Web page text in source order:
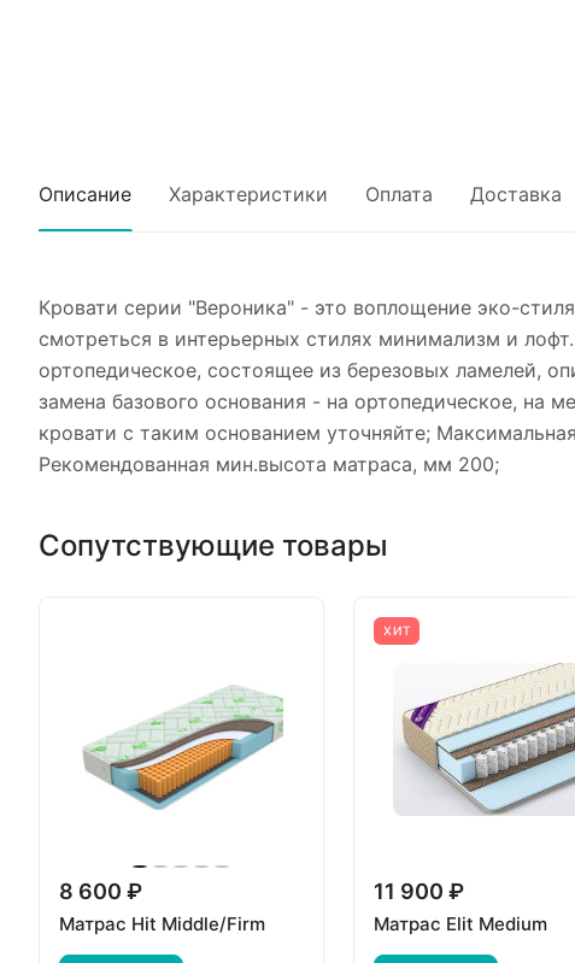
Описание Характеристики Оплата Доставка
Кровати серии "Вероника" - это воплощение эко-
смотреться в интерьерных стилях минимализм и
ортопедическое, состоящее из березовых ламелей,
замена базового основания - на ортопедическое,
кровати с таким основанием уточняйте;
Рекомендованная мин.высота матраса, мм 200;
Сопутствующие товары
8 600 ₽
Матрас Hit Middle/Firm
ХИТ
11 900 ₽
Матрас Elit Medium